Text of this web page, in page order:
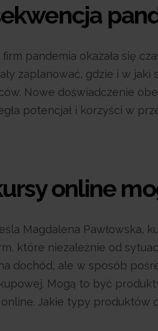
firm pandemia okazała się
zaplanować, gdzie i w
Nowe doświadczenie
potencjał i korzyści w
online
Magdalena Pawłowska,
które niezależnie od
dochód, ale w sposób
Mogą to być
Jakie typy produktów